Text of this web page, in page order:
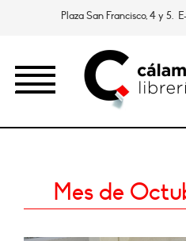
Plaza San Francisco, 4 y 5.
Mes de